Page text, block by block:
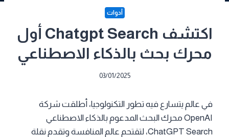
أدوات
اكتشف Chatgpt Search أول
محرك بحث بالذكاء الاصطناعي
03/01/2025
في عالم يتسارع فيه تطور التكنولوجيا، أطلقت شركة
OpenAI محرك البحث المدعوم بالذكاء الاصطناعي
ChatGPT Search، لتقتحم عالم المنافسة وتقدم نقلة